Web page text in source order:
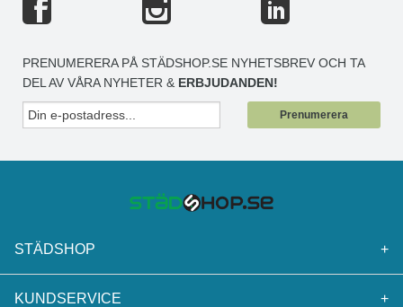
PRENUMERERA PÅ STÄDSHOP.SE NYHETSBREV OCH TA
DEL AV VÅRA NYHETER & ERBJUDANDEN!
Prenumerera
STÄDSHOP +
KUNDSERVICE +